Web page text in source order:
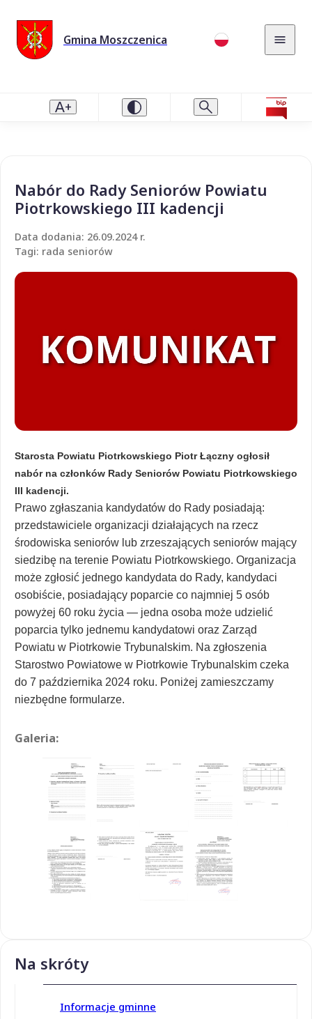
Gmina Moszczenica
Nabór do Rady Seniorów Powiatu
Piotrkowskiego III kadencji
Data dodania: 26.09.2024 r.
Tagi: rada seniorów
Starosta Powiatu Piotrkowskiego Piotr Łączny ogłosił
nabór na członków Rady Seniorów Powiatu Piotrkowskiego
III kadencji.
Prawo zgłaszania kandydatów do Rady posiadają:
przedstawiciele organizacji działających na rzecz
środowiska seniorów lub zrzeszających seniorów mający
siedzibę na terenie Powiatu Piotrkowskiego. Organizacja
może zgłosić jednego kandydata do Rady, kandydaci
osobiście, posiadający poparcie co najmniej 5 osób
powyżej 60 roku życia — jedna osoba może udzielić
poparcia tylko jednemu kandydatowi oraz Zarząd
Powiatu w Piotrkowie Trybunalskim. Na zgłoszenia
Starostwo Powiatowe w Piotrkowie Trybunalskim czeka
do 7 października 2024 roku. Poniżej zamieszczamy
niezbędne formularze.
Galeria:
Na skróty
Informacje gminne